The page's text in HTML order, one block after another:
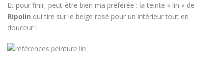
Et pour finir, peut-être bien ma préférée : la teinte « lin » de
Ripolin qui tire sur le beige rosé pour un intérieur tout en
douceur !